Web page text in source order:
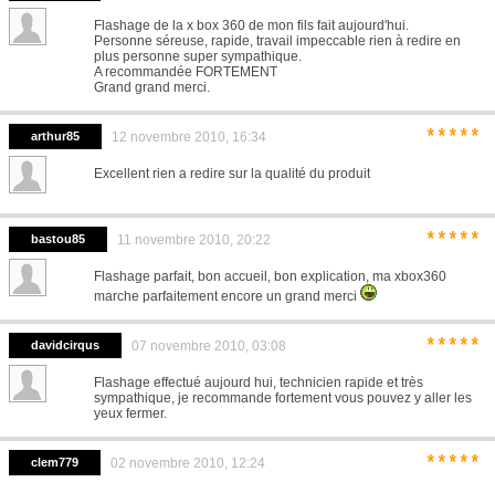
Flashage de la x box 360 de mon fils fait aujourd'hui.
Personne séreuse, rapide, travail impeccable rien à redire en
plus personne super sympathique.
A recommandée FORTEMENT
Grand grand merci.
arthur85 12 novembre 2010, 16:34 *****
Excellent rien a redire sur la qualité du produit
bastou85 11 novembre 2010, 20:22 *****
Flashage parfait, bon accueil, bon explication, ma xbox360
marche parfaitement encore un grand merci
davidcirqus 07 novembre 2010, 03:08 *****
Flashage effectué aujourd hui, technicien rapide et très
sympathique, je recommande fortement vous pouvez y aller les
yeux fermer.
clem779 02 novembre 2010, 12:24 *****